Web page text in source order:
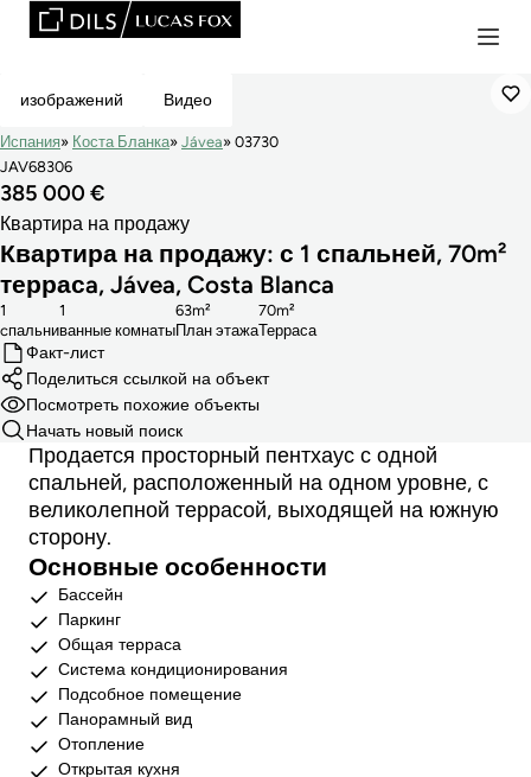
Эксклюзивная
изображений Видео
Испания Коста Бланка Jávea
03730
JAV68306
385 000 €
Квартира на продажу
Квартира на продажу: с 1 спальней, 70m²
террасa, Jávea, Costa Blanca
cпальни
1
ванные комнаты
1
План этажа
63m²
Терраса
70m²
Факт-лист
Поделиться ссылкой на объект
Посмотреть похожие объекты
Начать новый поиск
Продается просторный пентхаус с одной
спальней, расположенный на одном уровне, с
великолепной террасой, выходящей на южную
сторону.
Основные особенности
Бассейн
Паркинг
Общая терраса
Система кондиционирования
Подсобное помещение
Панорамный вид
Отопление
Открытая кухня